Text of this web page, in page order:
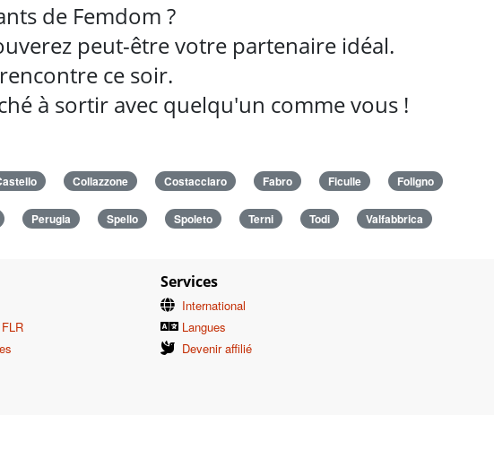
de Femdom ?
peut-être votre partenaire idéal.
ce soir.
à sortir avec quelqu'un comme vous !
Collazzone Costacciaro Fabro Ficulle Foligno
Perugia Spello Spoleto Terni Todi Valfabbrica
Services
International
Langues
Devenir affilié